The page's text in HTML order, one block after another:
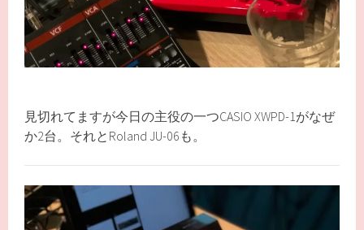
見切れてますが今日の主役の一つCASIO XWPD-1がなぜ
か2台。それとRoland JU-06も。